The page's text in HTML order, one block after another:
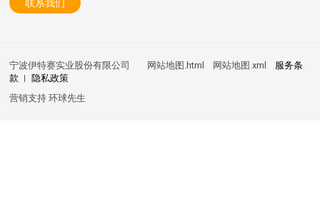
联系我们
宁波伊特赛实业股份有限公司 网站地图.html 网站地图.xml
服务条
款
隐私政策
营销支持环球先生